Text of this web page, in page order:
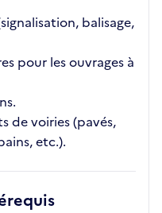
balisage,
pour les ouvrages à
de voiries (pavés,
etc.).